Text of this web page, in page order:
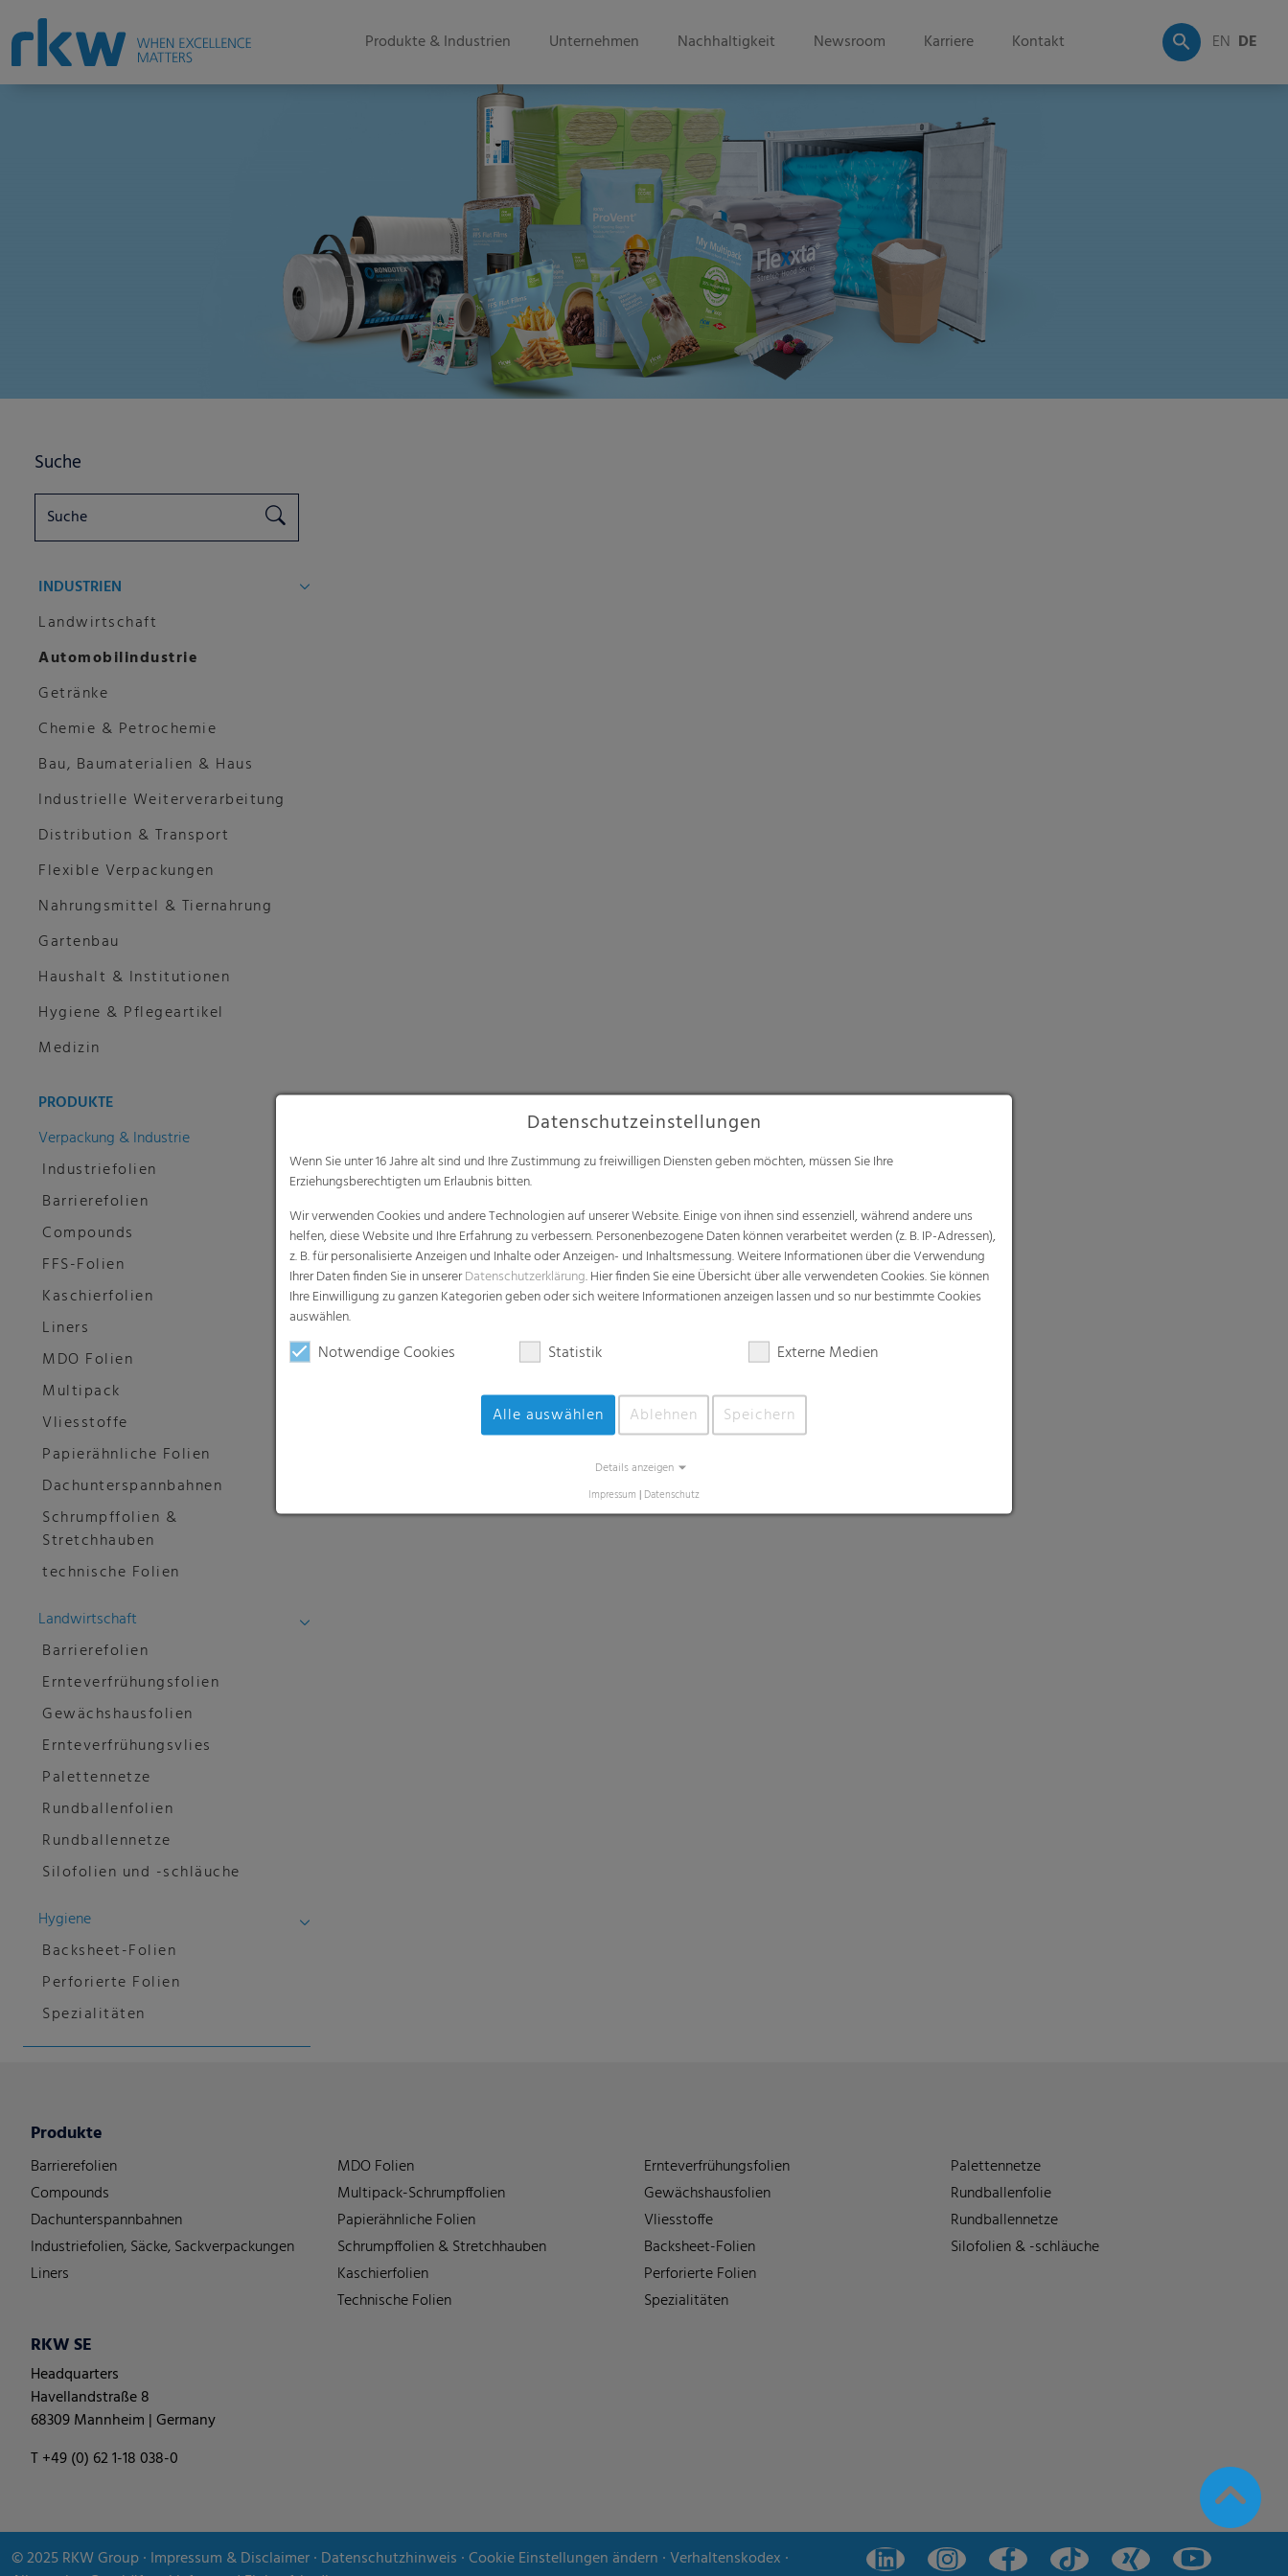
Produkte & Industrien Unternehmen Nachhaltigkeit Newsroom Karriere Kontakt EN DE
Suche
INDUSTRIEN
Landwirtschaft
Automobilindustrie
Getränke
Chemie & Petrochemie
Bau, Baumaterialien & Haus
Industrielle Weiterverarbeitung
Distribution & Transport
Flexible Verpackungen
Nahrungsmittel & Tiernahrung
Gartenbau
Haushalt & Institutionen
Hygiene & Pflegeartikel
Medizin
PRODUKTE
Verpackung & Industrie
Industriefolien
Barrierefolien
Compounds
FFS-Folien
Kaschierfolien
Liners
MDO Folien
Multipack
Vliesstoffe
Papierähnliche Folien
Dachunterspannbahnen
Schrumpffolien &
Stretchhauben
technische Folien
Landwirtschaft
Barrierefolien
Ernteverfrühungsfolien
Gewächshausfolien
Ernteverfrühungsvlies
Palettennetze
Rundballenfolien
Rundballennetze
Silofolien und -schläuche
Hygiene
Backsheet-Folien
Perforierte Folien
Spezialitäten
Datenschutzeinstellungen
Wenn Sie unter 16 Jahre alt sind und Ihre Zustimmung zu freiwilligen Diensten geben möchten, müssen Sie Ihre
Erziehungsberechtigten um Erlaubnis bitten.
Wir verwenden Cookies und andere Technologien auf unserer Website. Einige von ihnen sind essenziell, während andere uns
helfen, diese Website und Ihre Erfahrung zu verbessern. Personenbezogene Daten können verarbeitet werden (z. B. IP-Adressen),
z. B. für personalisierte Anzeigen und Inhalte oder Anzeigen- und Inhaltsmessung. Weitere Informationen über die Verwendung
Ihrer Daten finden Sie in unsererDatenschutzerklärung. Hier finden Sie eine Übersicht über alle verwendeten Cookies. Sie können
Ihre Einwilligung zu ganzen Kategorien geben oder sich weitere Informationen anzeigen lassen und so nur bestimmte Cookies
auswählen.
Notwendige Cookies Statistik Externe Medien
Alle auswählen Ablehnen Speichern
Details anzeigen
Impressum | Datenschutz
Produkte
Barrierefolien
Compounds
Dachunterspannbahnen
Industriefolien, Säcke, Sackverpackungen
Liners
MDO Folien
Multipack-Schrumpffolien
Papierähnliche Folien
Schrumpffolien & Stretchhauben
Kaschierfolien
Technische Folien
Ernteverfrühungsfolien
Gewächshausfolien
Vliesstoffe
Backsheet-Folien
Perforierte Folien
Spezialitäten
Palettennetze
Rundballenfolie
Rundballennetze
Silofolien & -schläuche
RKW SE
Headquarters
Havellandstraße 8
68309 Mannheim | Germany
T +49 (0) 62 1-18 038-0
© 2025RKW Group∙ Impressum & Disclaimer∙ Datenschutzhinweis ∙Cookie Einstellungen ändern ∙Verhaltenskodex ∙